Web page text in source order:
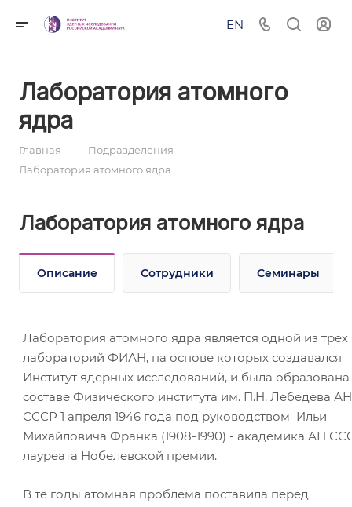
EN
Лаборатория атомного
ядра
Главная — Подразделения —
Лаборатория атомного ядра
Лаборатория атомного ядра
Описание Сотрудники Семинары
Лаборатория атомного ядра является одной из трех
лабораторий ФИАН, на основе которых создавался
Институт ядерных исследований, и была образована
составе Физического института им. П.Н. Лебедева АН
СССР 1 апреля 1946 года под руководством Ильи
Михайловича Франка (1908-1990) - академика АН
лауреата Нобелевской премии.
В те годы атомная проблема поставила перед